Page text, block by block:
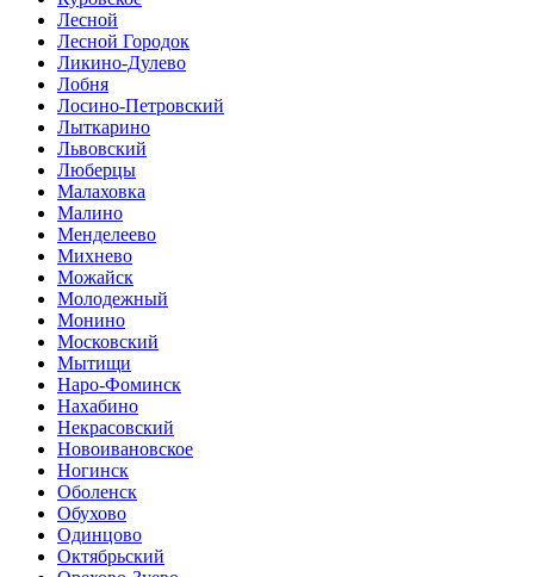
Лесной
Лесной Городок
Ликино-Дулево
Лобня
Лосино-Петровский
Лыткарино
Львовский
Люберцы
Малаховка
Малино
Менделеево
Михнево
Можайск
Молодежный
Монино
Московский
Мытищи
Наро-Фоминск
Нахабино
Некрасовский
Новоивановское
Ногинск
Оболенск
Обухово
Одинцово
Октябрьский